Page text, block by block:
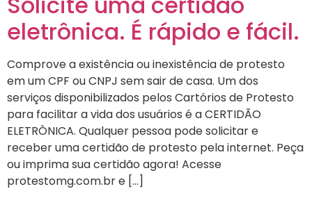
eletrônica. É rápido e fácil.
Comprove a existência ou inexistência de protesto
em um CPF ou CNPJ sem sair de casa. Um dos
serviços disponibilizados pelos Cartórios de Protesto
para facilitar a vida dos usuários é a CERTIDÃO
ELETRÔNICA. Qualquer pessoa pode solicitar e
receber uma certidão de protesto pela internet. Peça
ou imprima sua certidão agora! Acesse
protestomg.com.br e […]